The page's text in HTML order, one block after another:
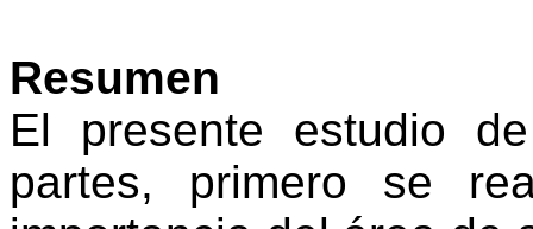
Resumen
El presente estudio
partes, primero se